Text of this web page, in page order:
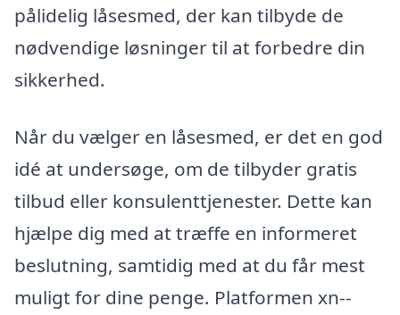
pålidelig låsesmed, der kan tilbyde de
nødvendige løsninger til at forbedre din
sikkerhed.
Når du vælger en låsesmed, er det en god
idé at undersøge, om de tilbyder gratis
tilbud eller konsulenttjenester. Dette kan
hjælpe dig med at træffe en informeret
beslutning, samtidig med at du får mest
muligt for dine penge. Platformen xn--